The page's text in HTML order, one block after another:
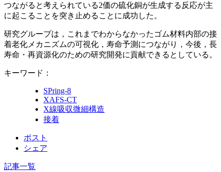
つながると考えられている2価の硫化銅が生成する反応が主
に起こることを突き止めることに成功した。
研究グループは，これまでわからなかったゴム材料内部の接
着老化メカニズムの可視化，寿命予測につながり，今後，長
寿命・再資源化のための研究開発に貢献できるとしている。
キーワード：
SPring-8
XAFS-CT
X線吸収微細構造
接着
ポスト
シェア
記事一覧